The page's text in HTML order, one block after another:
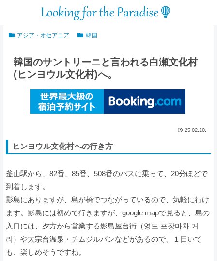
アジア・オセアニア 韓国
韓国のサントリーニと言われる白瀬文化村
(ヒンヨウル文化村)へ。
25.02.10.
ヒンヨウル文化村への行き方
釜山駅から、82番、85番、508番のバスに乗って、20分ほどで
到着します。
影島にありますが、島が橋でつながっているので、気軽に行け
ます。影島には初めて行きますが、google mapで見ると、島の
入口には、夕方から営業する影島屋台街（영도 포장마차 거
리）や太宗台温泉・チムジルバンなどがあるので、１日いて
も、楽しめそうですね。